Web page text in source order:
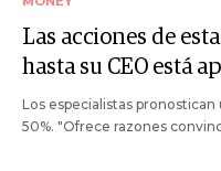
Las acciones de
hasta su CEO está
Los especialistas
50%. "Ofrece razones